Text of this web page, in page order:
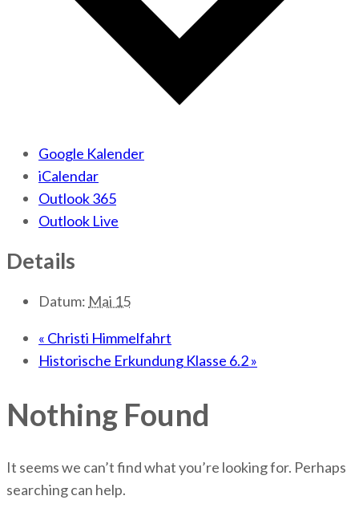
Google Kalender
iCalendar
Outlook 365
Outlook Live
Details
Datum: Mai 15
« Christi Himmelfahrt
Historische Erkundung Klasse 6.2»
Nothing Found
It seems we can’t find what you’re looking for. Perhaps
searching can help.